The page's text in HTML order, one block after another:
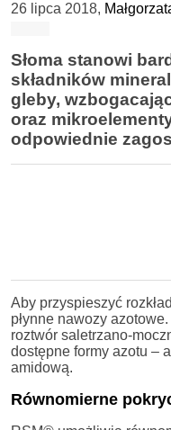
26 lipca 2018,
Słoma stanowi
składników
gleby,
oraz
odpowiednie
Aby przyspieszyć
płynne nawozy
roztwór saletrzano-
dostępne formy azotu –
amidową.
Równomierne